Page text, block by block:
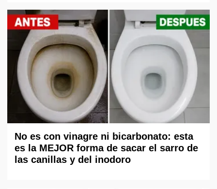
No es con vinagre ni bicarbonato: esta
es la MEJOR forma de sacar el sarro de
las canillas y del inodoro